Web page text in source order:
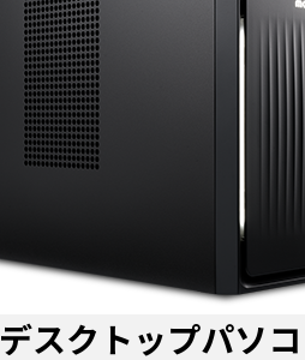
デスクトップパソ